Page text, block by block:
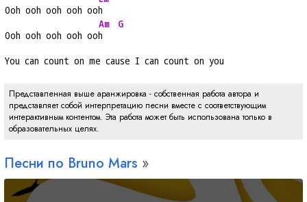
Ooh ooh ooh ooh ooh
Ooh ooh ooh ooh oo
Am
h
G
You can count on me cause I can count on you
Представленная выше аранжировка - собственная работа автора и
представляет собой интерпретацию песни вместе с соответствующим
интерактивным контентом. Эта работа может быть использована только в
образовательных целях.
Песни по Bruno Mars